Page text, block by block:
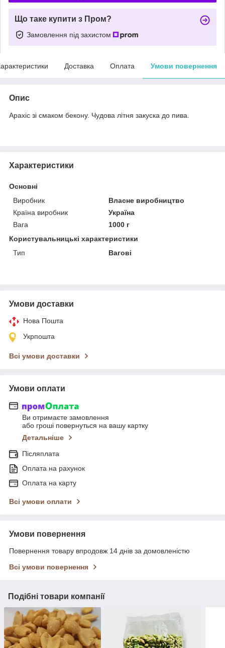
Що таке купити з Пром?
Замовлення під захистом
Доставка Оплата Умови повернення
Опис
Арахіс зі смаком бекону. Чудова літня закуска до пива.
Характеристики
Основні
Виробник
Власне виробництво
Країна виробник
Україна
Вага
1000 г
Користувальницькі характеристики
Тип
Вагові
Умови доставки
Нова Пошта
Укрпошта
Всі умови доставки
Умови оплати
Ви отримаєте замовлення
або гроші повернуться на вашу картку
Детальніше
Післяплата
Оплата на рахунок
Оплата на карту
Всі умови оплати
Умови повернення
Повернення товару впродовж 14 днів за домовленістю
Всі умови повернення
Подібні товари компанії